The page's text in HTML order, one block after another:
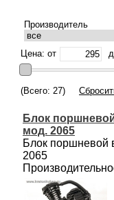
Производитель
Цена: от
(Всего: 27)
Блок
мод. 2065
Блок поршневой
2065